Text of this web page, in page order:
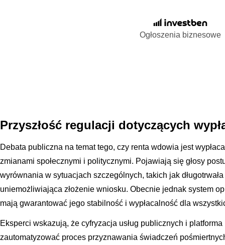
Ogłoszenia biznesowe
Przyszłość regulacji dotyczących
Debata publiczna na temat tego, czy renta wdowia jest
zmianami społecznymi i politycznymi. Pojawiają się głosy
wyrównania w sytuacjach szczególnych, takich jak
uniemożliwiająca złożenie wniosku. Obecnie jednak system
mają gwarantować jego stabilność i wypłacalność dla
Eksperci wskazują, że cyfryzacja usług publicznych i
zautomatyzować proces przyznawania świadczeń